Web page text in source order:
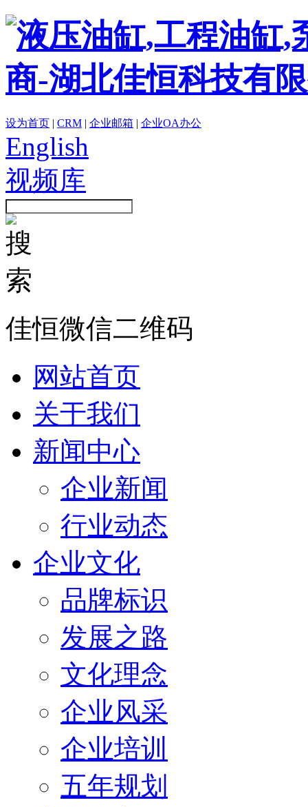
设为首页 | CRM | 企业邮箱 | 企业OA办公
English
视频库
佳恒微信二维码
网站首页
关于我们
新闻中心
企业新闻
行业动态
企业文化
品牌标识
发展之路
文化理念
企业风采
企业培训
五年规划